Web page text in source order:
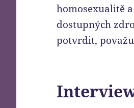
homosexualitě
dostupných
potvrdit,